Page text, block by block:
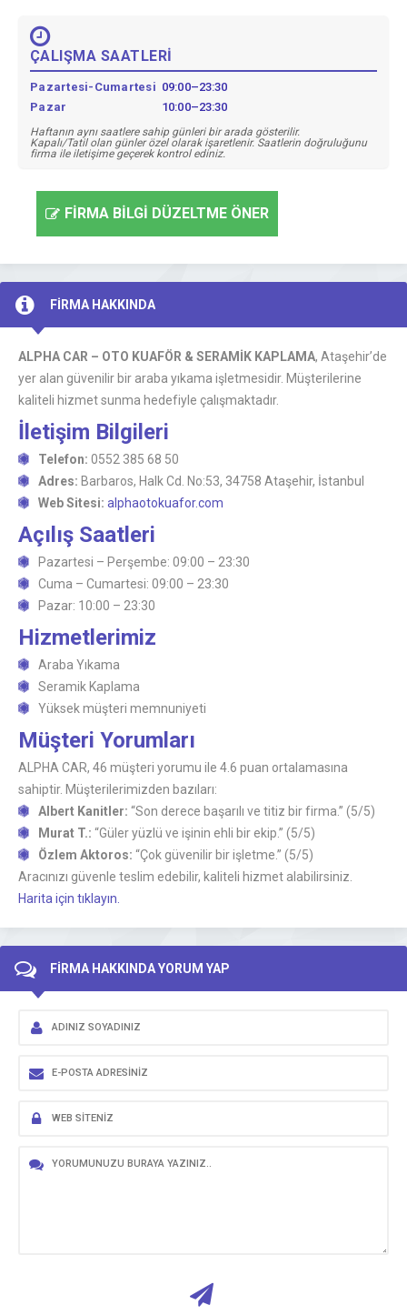
ÇALIŞMA SAATLERİ
Pazartesi-Cumartesi 09:00–23:30
Pazar
10:00–23:30
Haftanın aynı saatlere sahip günleri bir arada gösterilir.
Kapalı/Tatil olan günler özel olarak işaretlenir. Saatlerin doğruluğunu
firma ile iletişime geçerek kontrol ediniz.
FİRMA BİLGİ DÜZELTME ÖNER
FİRMA HAKKINDA
ALPHA CAR – OTO KUAFÖR & SERAMİK KAPLAMA, Ataşehir’de
yer alan güvenilir bir araba yıkama işletmesidir. Müşterilerine
kaliteli hizmet sunma hedefiyle çalışmaktadır.
İletişim Bilgileri
Telefon: 0552 385 68 50
Adres: Barbaros, Halk Cd. No:53, 34758 Ataşehir, İstanbul
Web Sitesi: alphaotokuafor.com
Açılış Saatleri
Pazartesi – Perşembe: 09:00 – 23:30
Cuma – Cumartesi: 09:00 – 23:30
Pazar: 10:00 – 23:30
Hizmetlerimiz
Araba Yıkama
Seramik Kaplama
Yüksek müşteri memnuniyeti
Müşteri Yorumları
ALPHA CAR, 46 müşteri yorumu ile 4.6 puan ortalamasına
sahiptir. Müşterilerimizden bazıları:
Albert Kanitler: “Son derece başarılı ve titiz bir firma.” (5/5)
Murat T.: “Güler yüzlü ve işinin ehli bir ekip.” (5/5)
Özlem Aktoros: “Çok güvenilir bir işletme.” (5/5)
Aracınızı güvenle teslim edebilir, kaliteli hizmet alabilirsiniz.
Harita için tıklayın.
FİRMA HAKKINDA YORUM YAP